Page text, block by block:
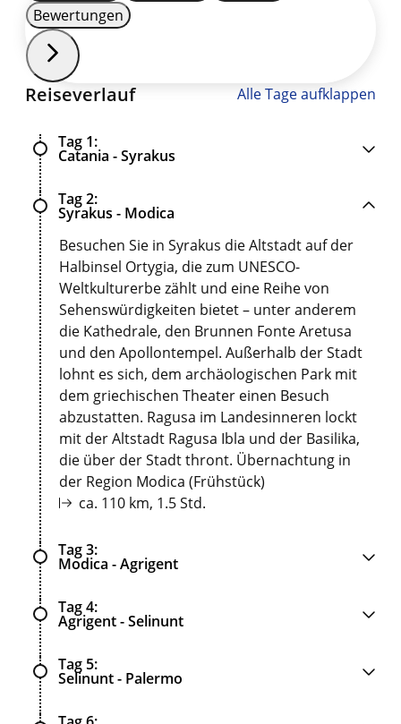
Bewertungen
Reiseverlauf Alle Tage aufklappen
Tag 1
Catania - Syrakus
Tag 2
Syrakus - Modica
Besuchen Sie in Syrakus die Altstadt auf der
Halbinsel Ortygia, die zum UNESCO-
Weltkulturerbe zählt und eine Reihe von
Sehenswürdigkeiten bietet – unter anderem
die Kathedrale, den Brunnen Fonte Aretusa
und den Apollontempel. Außerhalb der Stadt
lohnt es sich, dem archäologischen Park mit
dem griechischen Theater einen Besuch
abzustatten. Ragusa im Landesinneren lockt
mit der Altstadt Ragusa Ibla und der Basilika,
die über der Stadt thront. Übernachtung in
der Region Modica (Frühstück)
ca. 110 km, 1.5 Std.
Tag 3
Modica - Agrigent
Tag 4
Agrigent - Selinunt
Tag 5
Selinunt - Palermo